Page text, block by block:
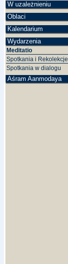
W uzależnieniu
Oblaci
Kalendarium
Wydarzenia
Meditatio
Spotkania i Rekolekcje
Spotkania w dialogu
Aśram Aanmodaya